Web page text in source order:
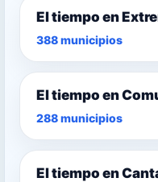
El tiempo en
388 municipios
El tiempo en
288 municipios
El tiempo en